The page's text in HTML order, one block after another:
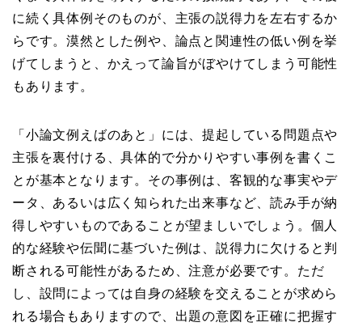
に続く具体例そのものが、主張の説得力を左右するか
らです。漠然とした例や、論点と関連性の低い例を挙
げてしまうと、かえって論旨がぼやけてしまう可能性
もあります。
「小論文例えばのあと」には、提起している問題点や
主張を裏付ける、具体的で分かりやすい事例を書くこ
とが基本となります。その事例は、客観的な事実やデ
ータ、あるいは広く知られた出来事など、読み手が納
得しやすいものであることが望ましいでしょう。個人
的な経験や伝聞に基づいた例は、説得力に欠けると判
断される可能性があるため、注意が必要です。ただ
し、設問によっては自身の経験を交えることが求めら
れる場合もありますので、出題の意図を正確に把握す